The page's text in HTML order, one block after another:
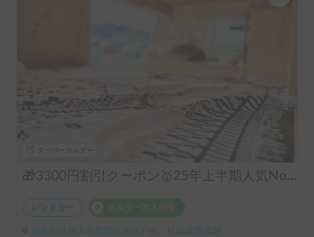
🎁3300円割引クーポン🥇25年上半期人気No.1「動くログハウス🪵」【カップルに大人気✨】【ペット旅🐕】📌内容充実なのに格安の「オリジナル保険プラン」を準備👍
レンタカー
神奈川県横浜市都筑区佐江戸町, ' 横浜線鴨居駅